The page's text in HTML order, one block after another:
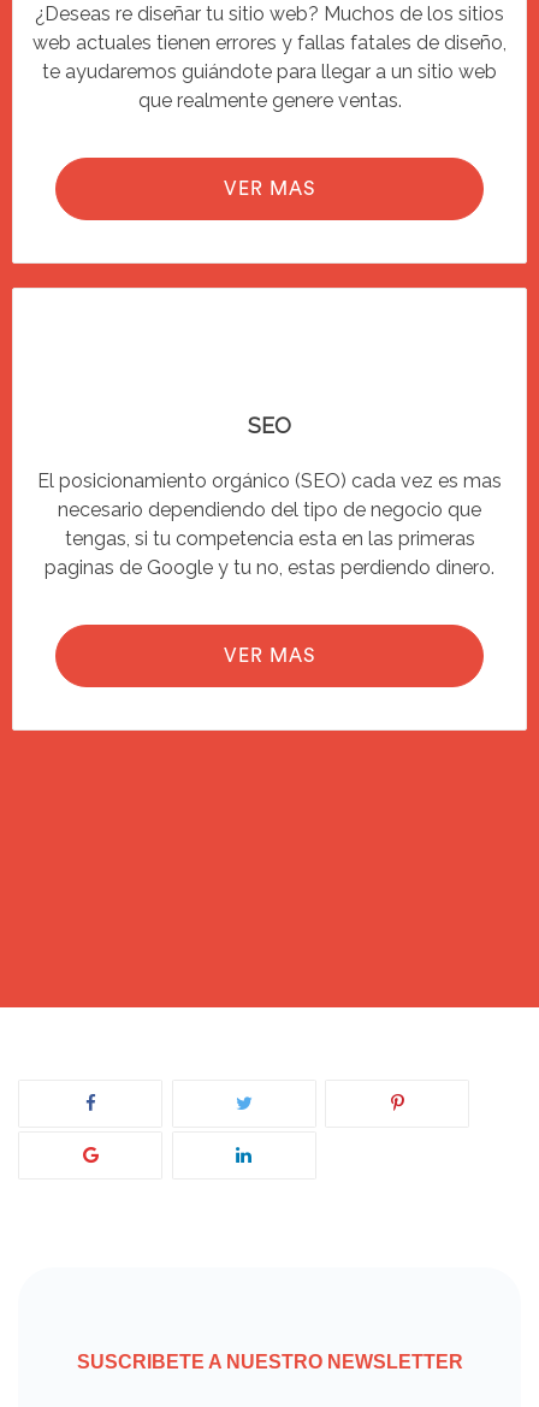
¿Deseas re diseñar tu sitio web? Muchos de los sitios
web actuales tienen errores y fallas fatales de diseño,
te ayudaremos guiándote para llegar a un sitio web
que realmente genere ventas.
VER MAS
SEO
El posicionamiento orgánico (SEO) cada vez es mas
necesario dependiendo del tipo de negocio que
tengas, si tu competencia esta en las primeras
paginas de Google y tu no, estas perdiendo dinero.
VER MAS
SUSCRIBETE A NUESTRO NEWSLETTER